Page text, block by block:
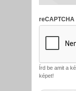
reCAPTCHA
Írd be amit a
képet!